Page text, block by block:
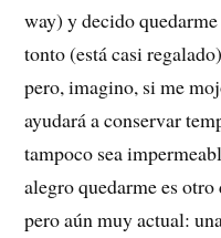
way) y decido
tonto (está casi
pero, imagino, si me
ayudará a conservar
tampoco sea
alegro quedarme es
pero aún muy actual: